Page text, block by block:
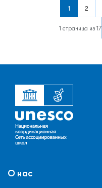
1 2
1 страница из 17
О нас